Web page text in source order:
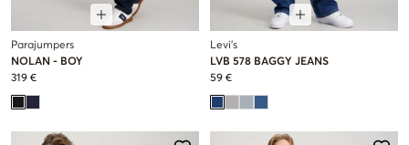
Parajumpers
NOLAN - BOY
319 €
Levi's
LVB 578 BAGGY JEANS
59 €